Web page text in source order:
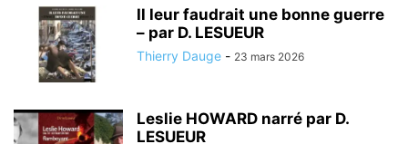
Il leur faudrait une bonne guerre
– par D. LESUEUR
Thierry Dauge - 23 mars 2026
Leslie HOWARD narré par D.
LESUEUR